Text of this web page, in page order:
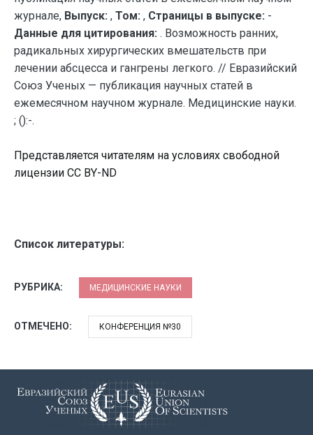
журнале, Выпуск: , Том: , Страницы в выпуске: -
Данные для цитирования: . Возможность ранних,
радикальных хирургических вмешательств при
лечении абсцесса и гангрены легкого. // Евразийский
Союз Ученых — публикация научных статей в
ежемесячном научном журнале. Медицинские науки.
; ():-.
Представляется читателям на условиях свободной
лицензии CC BY-ND
Список литературы:
РУБРИКА: МЕДИЦИНСКИЕ НАУКИ
ОТМЕЧЕНО: КОНФЕРЕНЦИЯ №30